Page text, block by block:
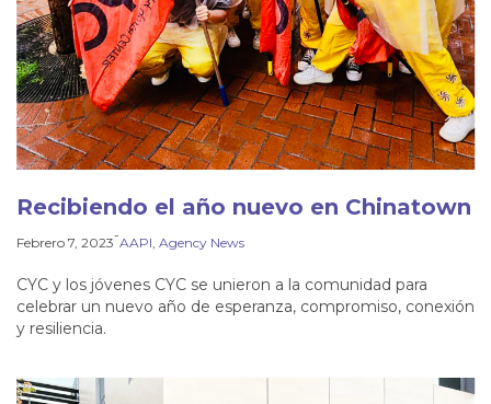
Recibiendo el año nuevo en Chinatown
Febrero 7, 2023-AAPI, Agency News
CYC y los jóvenes CYC se unieron a la comunidad para
celebrar un nuevo año de esperanza, compromiso, conexión
y resiliencia.